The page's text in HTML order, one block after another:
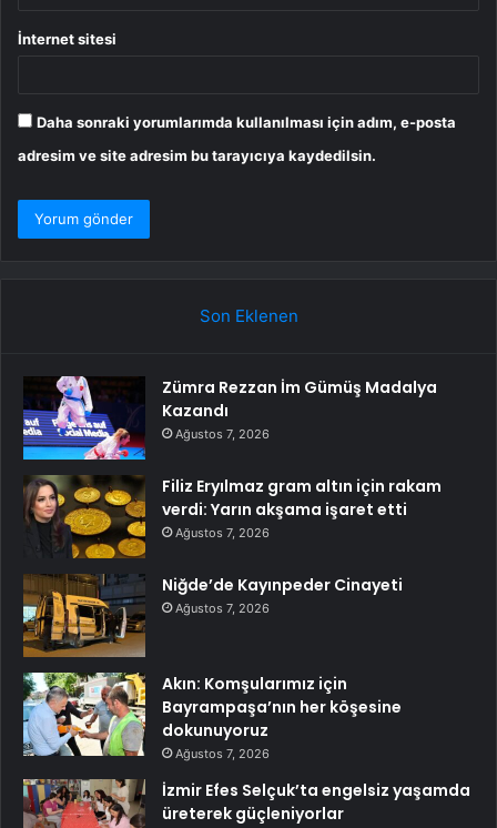
İnternet sitesi
Daha sonraki yorumlarımda kullanılması için adım, e-posta
adresim ve site adresim bu tarayıcıya kaydedilsin.
Son Eklenen
Zümra Rezzan İm Gümüş Madalya
Kazandı
Ağustos 7, 2026
Filiz Eryılmaz gram altın için rakam
verdi: Yarın akşama işaret etti
Ağustos 7, 2026
Niğde’de Kayınpeder Cinayeti
Ağustos 7, 2026
Akın: Komşularımız için
Bayrampaşa’nın her köşesine
dokunuyoruz
Ağustos 7, 2026
İzmir Efes Selçuk’ta engelsiz yaşamda
üreterek güçleniyorlar